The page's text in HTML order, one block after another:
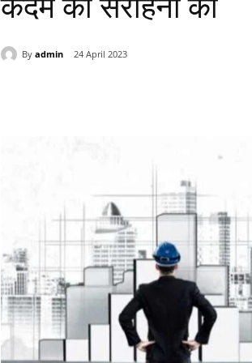
कदम की सराहना की
By admin 24 April 2023